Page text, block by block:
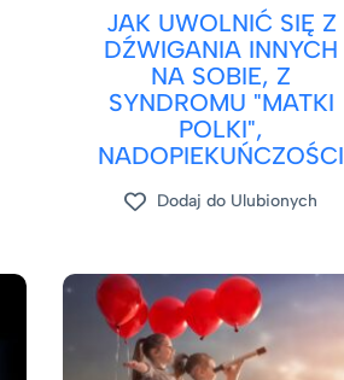
JAK UWOLNIĆ SIĘ Z
DŹWIGANIA INNYCH
NA SOBIE, Z
SYNDROMU "MATKI
POLKI",
NADOPIEKUŃCZOŚCI
Dodaj do Ulubionych